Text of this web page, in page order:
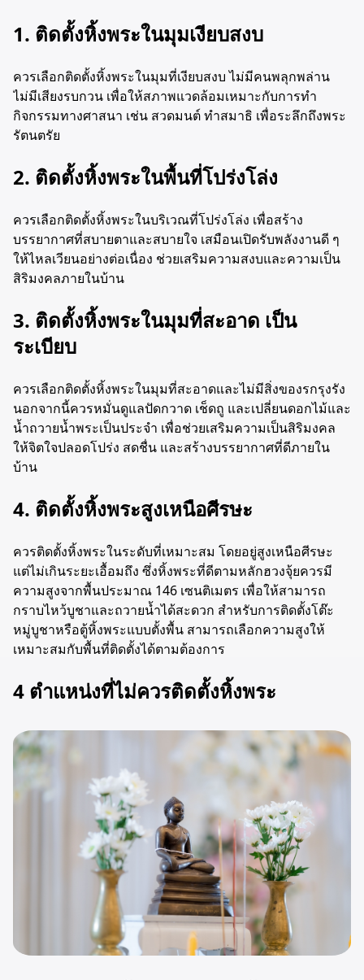
1. ติดตั้งหิ้งพระในมุมเงียบสงบ
ควรเลือกติดตั้งหิ้งพระในมุมที่เงียบสงบ ไม่มีคนพลุกพล่าน
ไม่มีเสียงรบกวน เพื่อให้สภาพแวดล้อมเหมาะกับการทำ
กิจกรรมทางศาสนา เช่น สวดมนต์ ทำสมาธิ เพื่อระลึกถึงพระ
รัตนตรัย
2. ติดตั้งหิ้งพระในพื้นที่โปร่งโล่ง
ควรเลือกติดตั้งหิ้งพระในบริเวณที่โปร่งโล่ง เพื่อสร้าง
บรรยากาศที่สบายตาและสบายใจ เสมือนเปิดรับพลังงานดี ๆ
ให้ไหลเวียนอย่างต่อเนื่อง ช่วยเสริมความสงบและความเป็น
สิริมงคลภายในบ้าน
3. ติดตั้งหิ้งพระในมุมที่สะอาด เป็น
ระเบียบ
ควรเลือกติดตั้งหิ้งพระในมุมที่สะอาดและไม่มีสิ่งของรกรุงรัง
นอกจากนี้ควรหมั่นดูแลปัดกวาด เช็ดถู และเปลี่ยนดอกไม้และ
น้ำถวายน้ำพระเป็นประจำ เพื่อช่วยเสริมความเป็นสิริมงคล
ให้จิตใจปลอดโปร่ง สดชื่น และสร้างบรรยากาศที่ดีภายใน
บ้าน
4. ติดตั้งหิ้งพระสูงเหนือศีรษะ
ควรติดตั้งหิ้งพระในระดับที่เหมาะสม โดยอยู่สูงเหนือศีรษะ
แต่ไม่เกินระยะเอื้อมถึง ซึ่งหิ้งพระที่ดีตามหลักฮวงจุ้ยควรมี
ความสูงจากพื้นประมาณ 146 เซนติเมตร เพื่อให้สามารถ
กราบไหว้บูชาและถวายน้ำได้สะดวก สำหรับการติดตั้งโต๊ะ
หมู่บูชาหรือตู้หิ้งพระแบบตั้งพื้น สามารถเลือกความสูงให้
เหมาะสมกับพื้นที่ติดตั้งได้ตามต้องการ
4 ตำแหน่งที่ไม่ควรติดตั้งหิ้งพระ